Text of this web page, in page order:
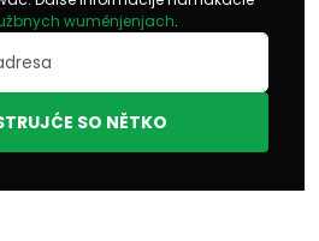
wuměnjenjach.
SO NĚTKO